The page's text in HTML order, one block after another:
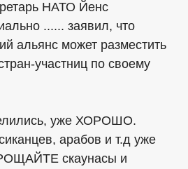
НАТО Йенс
...... заявил, что
альянс может разместить
участниц по своему
уже ХОРОШО.
арабов и т.д уже
скаунасы и